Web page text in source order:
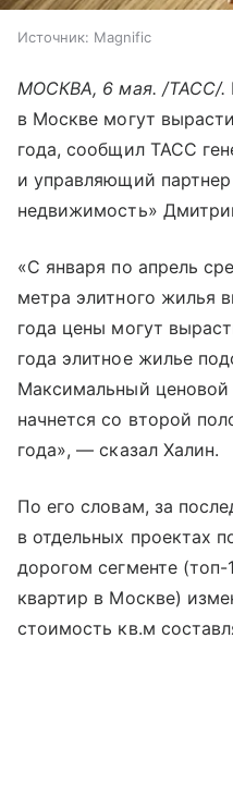
Источник: Magnific
МОСКВА, 6 мая. /ТАСС/.
в Москве могут
года, сообщил ТАСС
и управляющий
недвижимость»
«С января по апрель
метра элитного жилья
года цены могут
года элитное жилье
Максимальный ценовой
начнется со второй
года», — сказал Халин.
По его словам, за
в отдельных проектах
дорогом сегменте
квартир в Москве)
стоимость кв.м